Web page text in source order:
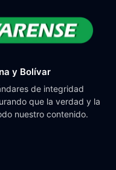
y Bolívar
de integridad
que la verdad y la
nuestro contenido.